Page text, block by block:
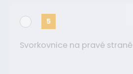
5
Svorkovnice na pravé straně